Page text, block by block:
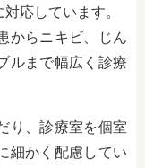
応しています。
からニキビ、じん
ルまで幅広く診療
り、診療室を個室
細かく配慮してい